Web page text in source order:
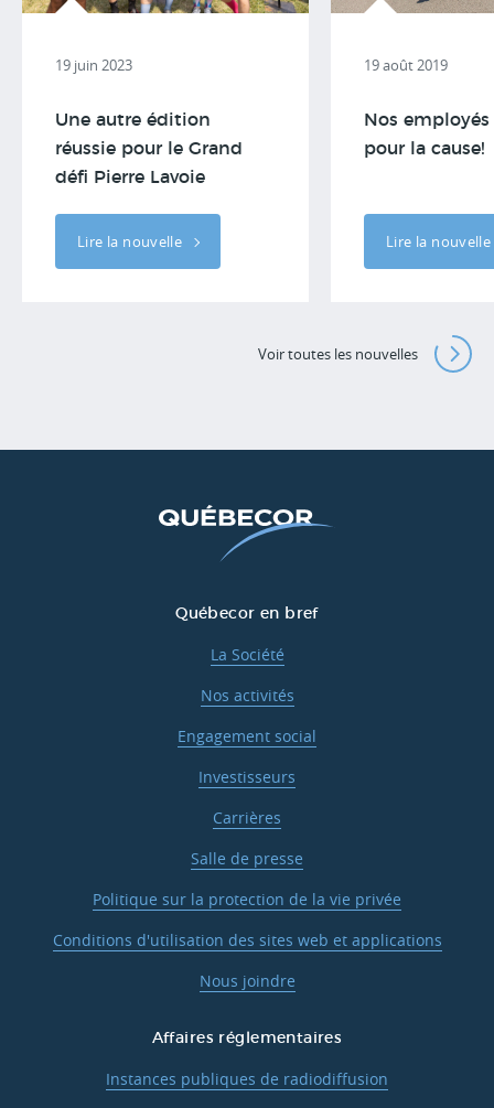
19 juin 2023
Une autre édition
réussie pour le Grand
défi Pierre Lavoie
Lire la nouvelle
19 août 2019
Nos
pour la cause!
Lire la nouvelle
Voir toutes les nouvelles
Québecor en bref
La Société
Nos activités
Engagement social
Investisseurs
Carrières
Salle de presse
Politique sur la protection de la vie privée
Conditions d'utilisation des sites web et applications
Nous joindre
Affaires réglementaires
Instances publiques de radiodiffusion